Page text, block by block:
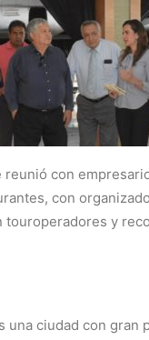
reunió con
con
touroperadores y
una ciudad con gran